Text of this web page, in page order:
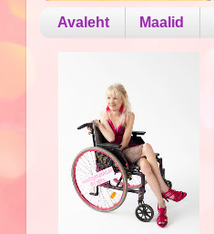
Avaleht Maalid